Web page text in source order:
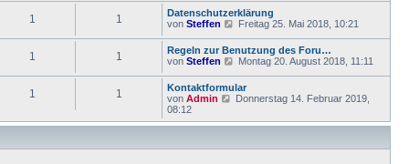
u
e
s
t
e
e
i
t
a
1 1
Datenschutzerklärung
von Steffen
N
e
s
t
e
r
e
Freitag 25. Mai 2018, 10:21
1 1
Regeln zur Benutzung des Foru…
von Steffen
N
u
e
s
e
B
Montag 20. August 2018, 11:11
1 1
Kontaktformular
von Admin
N
u
t
Donnerstag 14. Februar 2019,
08:12